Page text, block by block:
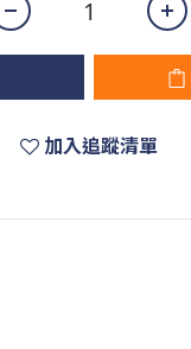
加入追蹤清單